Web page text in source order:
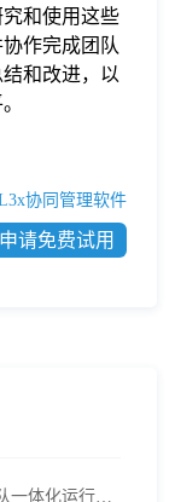
和使用这些
作完成团队
和改进，以
协同管理软件
请免费试用